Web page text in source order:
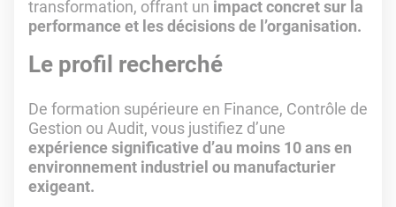
transformation, offrant un impact concret sur la
performance et les décisions de l’organisation.
Le profil recherché
De formation supérieure en Finance, Contrôle de
Gestion ou Audit, vous justifiez d’une
expérience significative d’au moins 10 ans en
environnement industriel ou manufacturier
exigeant.